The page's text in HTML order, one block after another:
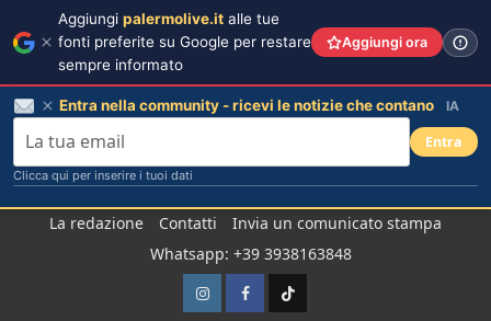
La redazione Contatti
Invia un comunicato stampa
Whatsapp: +39 3938163848
InstagramFacebook
TikTok
Aggiungi palermolive.it alle tue
fonti preferite su Google per restare
sempre informato
Aggiungi ora
Entra nella community - ricevi le notizie che contano IA
Entra
Clicca qui per inserire i tuoi dati